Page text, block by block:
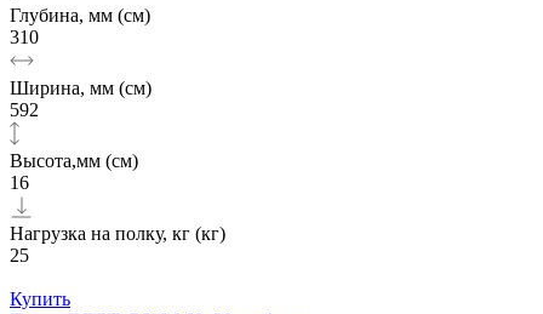
Глубина, мм (см)
310
Ширина, мм (см)
592
Высота,мм (см)
16
Нагрузка на полку, кг (кг)
25
Купить